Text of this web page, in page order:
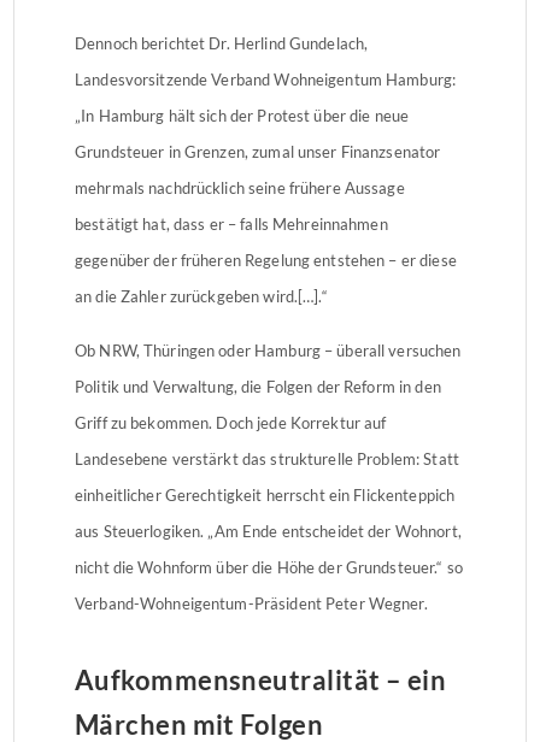
Dennoch berichtet Dr. Herlind Gundelach,
Landesvorsitzende Verband Wohneigentum Hamburg:
„In Hamburg hält sich der Protest über die neue
Grundsteuer in Grenzen, zumal unser Finanzsenator
mehrmals nachdrücklich seine frühere Aussage
bestätigt hat, dass er – falls Mehreinnahmen
gegenüber der früheren Regelung entstehen – er diese
an die Zahler zurückgeben wird.[…].“
Ob NRW, Thüringen oder Hamburg – überall versuchen
Politik und Verwaltung, die Folgen der Reform in den
Griff zu bekommen. Doch jede Korrektur auf
Landesebene verstärkt das strukturelle Problem: Statt
einheitlicher Gerechtigkeit herrscht ein Flickenteppich
aus Steuerlogiken. „Am Ende entscheidet der Wohnort,
nicht die Wohnform über die Höhe der Grundsteuer.“ so
Verband-Wohneigentum-Präsident Peter Wegner.
Aufkommensneutralität – ein
Märchen mit Folgen